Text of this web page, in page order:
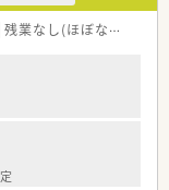
残業なし(ほぼなし含む)